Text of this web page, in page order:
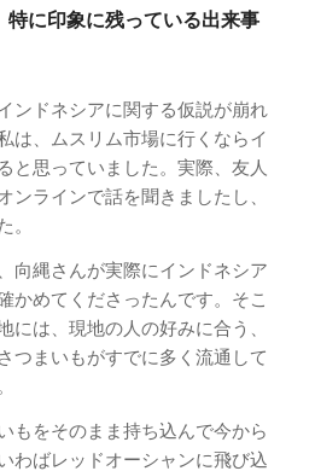
特に印象に残っている出来事
ンドネシアに関する仮説が崩れ
は、ムスリム市場に行くならイ
と思っていました。実際、友人
ンラインで話を聞きましたし、
。
向縄さんが実際にインドネシア
かめてくださったんです。そこ
には、現地の人の好みに合う、
つまいもがすでに多く流通して
もをそのまま持ち込んで今から
わばレッドオーシャンに飛び込